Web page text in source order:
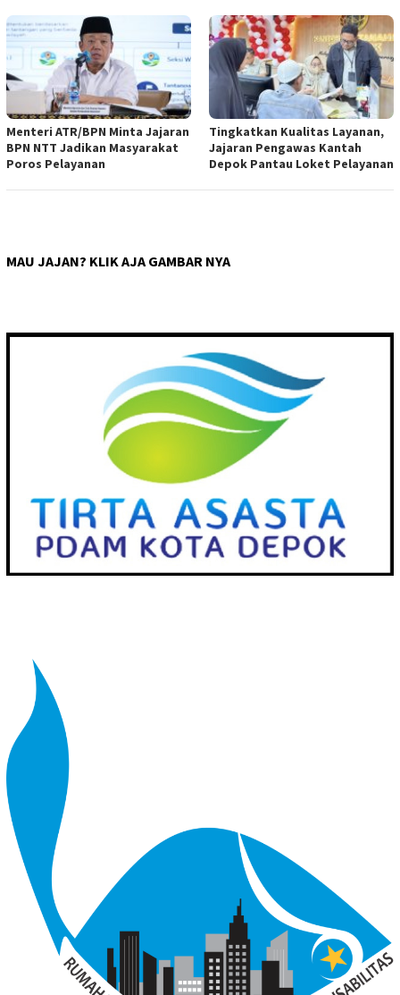
Menteri ATR/BPN Minta Jajaran
BPN NTT Jadikan Masyarakat
Poros Pelayanan
Tingkatkan Kualitas Layanan,
Jajaran Pengawas Kantah
Depok Pantau Loket Pelayanan
MAU JAJAN? KLIK AJA GAMBAR NYA